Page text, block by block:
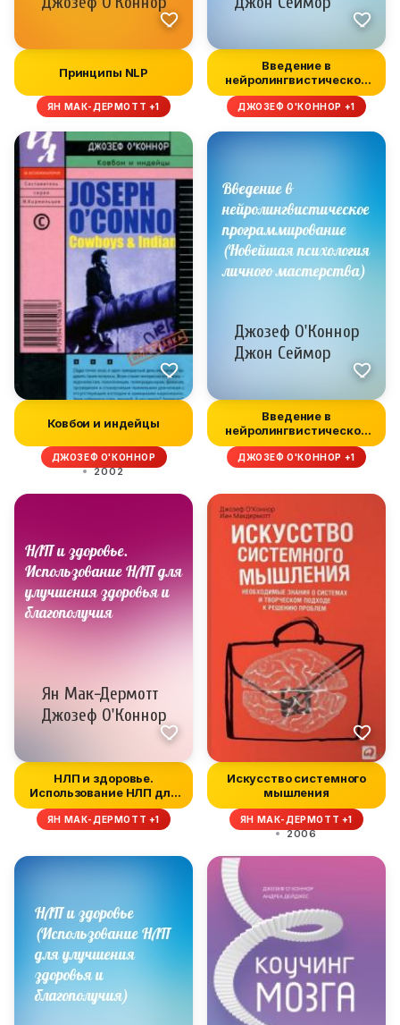
Принципы NLP
ЯН МАК-ДЕРМОТТ +1
Введение в
нейролингвистическое
программирование....
ДЖОЗЕФ О'КОННОР +1
Ковбои и индейцы
ДЖОЗЕФ О'КОННОР
2002
Введение в
нейролингвистическое
программирование (...
ДЖОЗЕФ О'КОННОР +1
НЛП и здоровье.
Использование НЛП для
улучшения зд...
ЯН МАК-ДЕРМОТТ +1
Искусство системного
мышления
ЯН МАК-ДЕРМОТТ +1
2006